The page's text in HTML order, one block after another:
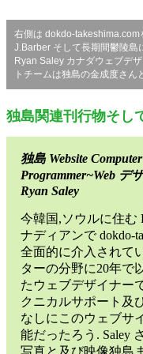
右側は dokdo-
J.Barber そして長期間鬱陵島
Ryan Saley カナダウェブデ
トチームは独島の金成度さ
独島関連刊行物そし
独島 Website Computer
Programmer~Web デ
Ryan Saley
今韓国,ソウルに住む
ナディアンで dokdo-
全面的に介入されて
ターの分野に20年で
たウェブデザイナー
クニカルサポート及
なしにこのウェブサ
能だったろう. Saley
写真と及び映像独島